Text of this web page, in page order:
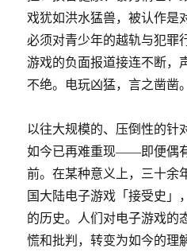
戏犹如洪水猛兽，被认作是
必须对青少年的越轨与犯罪
游戏的负面报道接连不断，
不绝。电玩凶猛，言之凿凿。
以往大规模的、压倒性的针
如今已再难重现——即便偶
前。在某种意义上，三十余
国大陆电子游戏「接受史」
的历史。人们对电子游戏的
慌和批判，转变为如今的理